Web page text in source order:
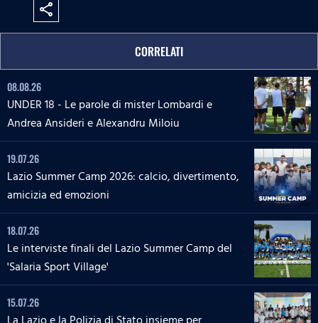
share
CORRELATI
08.08.26
UNDER 18 - Le parole di mister Lombardi e
Andrea Ansideri e Alexandru Miloiu
19.07.26
Lazio Summer Camp 2026: calcio, divertimento,
amicizia ed emozioni
18.07.26
Le interviste finali del Lazio Summer Camp del
'Salaria Sport Village'
15.07.26